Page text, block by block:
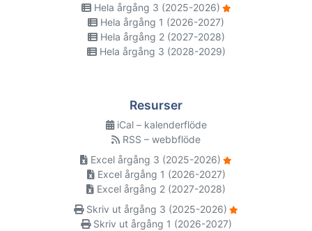
Hela årgång 3 (2025-2026)
Hela årgång 1 (2026-2027)
Hela årgång 2 (2027-2028)
Hela årgång 3 (2028-2029)
Resurser
iCal – kalenderflöde
RSS – webbflöde
Excel årgång 3 (2025-2026)
Excel årgång 1 (2026-2027)
Excel årgång 2 (2027-2028)
Skriv ut årgång 3 (2025-2026)
Skriv ut årgång 1 (2026-2027)